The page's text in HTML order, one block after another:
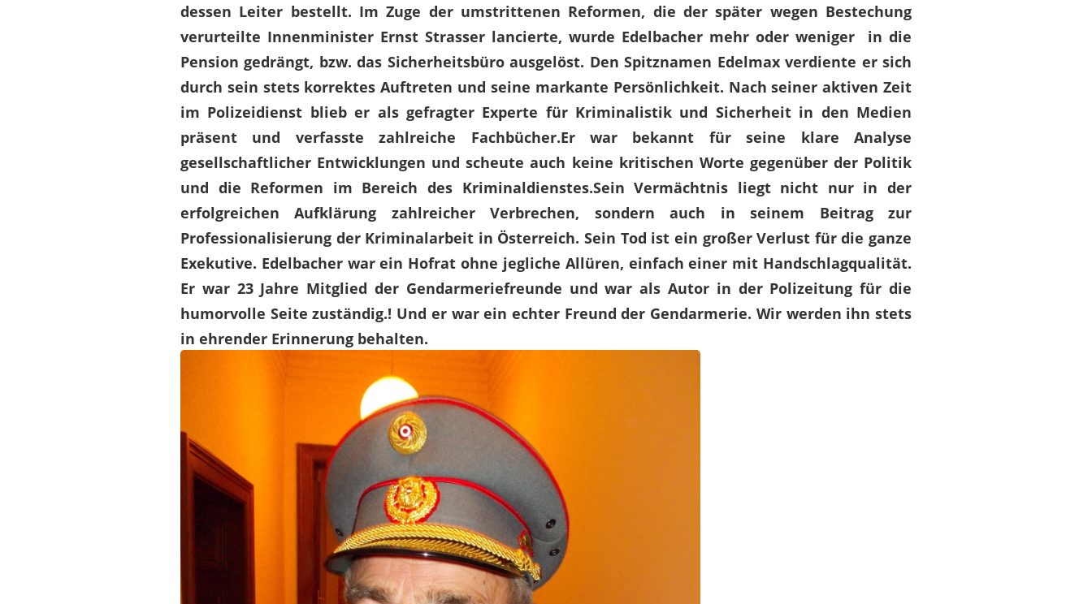
dessen Leiter bestellt. Im Zuge der umstrittenen Reformen, die der später wegen Bestechung
verurteilte Innenminister Ernst Strasser lancierte, wurde Edelbacher mehr oder weniger in die
Pension gedrängt, bzw. das Sicherheitsbüro ausgelöst. Den Spitznamen Edelmax verdiente er sich
durch sein stets korrektes Auftreten und seine markante Persönlichkeit. Nach seiner aktiven Zeit
im Polizeidienst blieb er als gefragter Experte für Kriminalistik und Sicherheit in den Medien
präsent und verfasste zahlreiche Fachbücher.Er war bekannt für seine klare Analyse
gesellschaftlicher Entwicklungen und scheute auch keine kritischen Worte gegenüber der Politik
und die Reformen im Bereich des Kriminaldienstes.Sein Vermächtnis liegt nicht nur in der
erfolgreichen Aufklärung zahlreicher Verbrechen, sondern auch in seinem Beitrag zur
Professionalisierung der Kriminalarbeit in Österreich. Sein Tod ist ein großer Verlust für die ganze
Exekutive. Edelbacher war ein Hofrat ohne jegliche Allüren, einfach einer mit Handschlagqualität.
Er war 23 Jahre Mitglied der Gendarmeriefreunde und war als Autor in der Polizeitung für die
humorvolle Seite zuständig.! Und er war ein echter Freund der Gendarmerie. Wir werden ihn stets
in ehrender Erinnerung behalten.